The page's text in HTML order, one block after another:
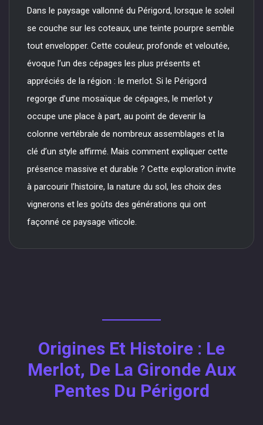
Dans le paysage vallonné du Périgord, lorsque le soleil
se couche sur les coteaux, une teinte pourpre semble
tout envelopper. Cette couleur, profonde et veloutée,
évoque l’un des cépages les plus présents et
appréciés de la région : le merlot. Si le Périgord
regorge d’une mosaïque de cépages, le merlot y
occupe une place à part, au point de devenir la
colonne vertébrale de nombreux assemblages et la
clé d’un style affirmé. Mais comment expliquer cette
présence massive et durable ? Cette exploration invite
à parcourir l’histoire, la nature du sol, les choix des
vignerons et les goûts des générations qui ont
façonné ce paysage viticole.
Origines Et Histoire : Le
Merlot, De La Gironde Aux
Pentes Du Périgord